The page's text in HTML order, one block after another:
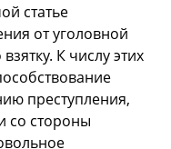
статье
от уголовной
К числу этих
преступления,
со стороны